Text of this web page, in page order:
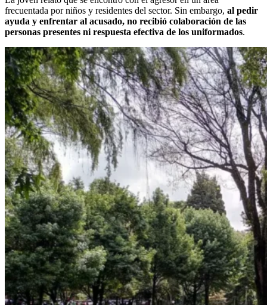
frecuentada por niños y residentes del sector. Sin embargo, al pedir
ayuda y enfrentar al acusado, no recibió colaboración de las
personas presentes ni respuesta efectiva de los uniformados.